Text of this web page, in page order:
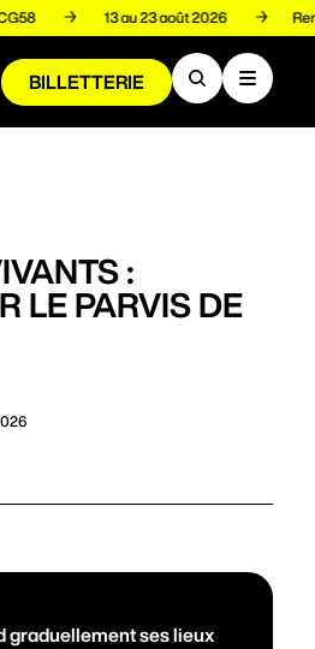
13 au 23 août 2026
BILLETTERIE
:
LE PARVIS DE
graduellement ses lieux